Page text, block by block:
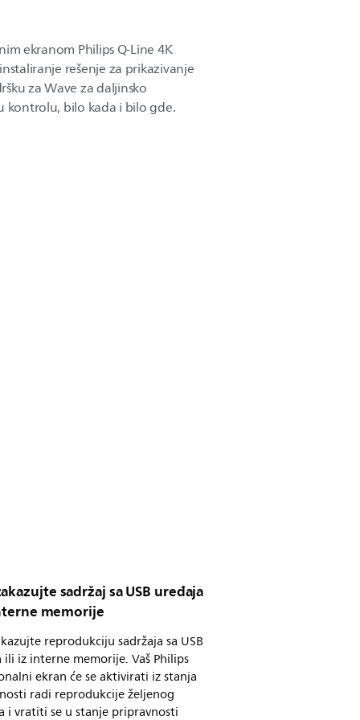
ekranom Philips Q-Line 4K
rešenje za prikazivanje
za Wave za daljinsko
kontrolu, bilo kada i bilo gde.
sadržaj sa USB uređaja
memorije
reprodukciju sadržaja sa USB
ili iz interne memorije. Vaš Philips
ekran će se aktivirati iz stanja
radi reprodukcije željenog
i vratiti se u stanje pripravnosti